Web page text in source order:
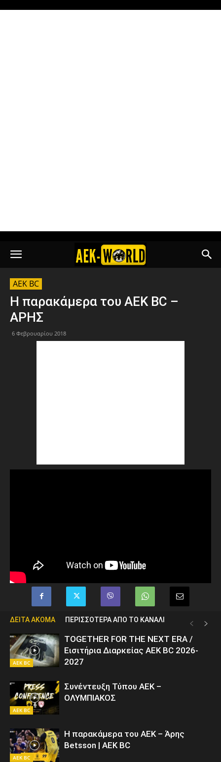
AEK BC
Η παρακάμερα του ΑΕΚ BC –
ΑΡΗΣ
6 Φεβρουαρίου 2018
ΔΕΙΤΑ ΑΚΟΜΑ ΠΕΡΙΣΣΟΤΕΡΑ ΑΠΟ ΤΟ ΚΑΝΑΛΙ
AEK BC
TOGETHER FOR THE NEXT ERA /
Εισιτήρια Διαρκείας AEK BC 2026-
2027
AEK BC
Συνέντευξη Τύπου ΑΕΚ –
ΟΛΥΜΠΙΑΚΟΣ
AEK BC
Η παρακάμερα του ΑΕΚ – Άρης
Betsson | AEK BC